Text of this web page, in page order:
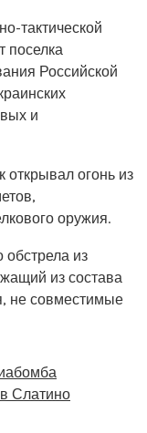
тактической
поселка
Российской
и
открывал огонь из
оружия.
обстрела из
из состава
не совместимые
Слатино